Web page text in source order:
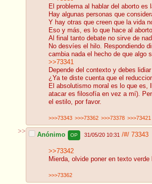
El problema al hablar del aborto
Hay algunas personas que
Y hay otras que creen que la vida
Eso y más, es lo que hace al
Al final tanto debate no sirve de
No desvíes el hilo. Respondiendo
cambia nada el hecho de que algo
>>73341
Depende del contexto y debes
¿Ya te diste cuenta que el
El absolutismo moral es lo que es,
atacar es filosofía en vez a mí).
el estilo, por favor.
>>>73343 >>>73362 >>>73378 >>>73421
>> Anónimo OP 31/05/20 10:31 /#/ 73343
>>73342
Mierda, olvide poner en texto
>>>73362